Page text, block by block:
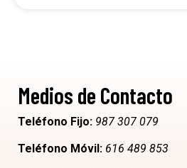
Medios de Contacto
Teléfono Fijo: 987 307 079
Teléfono Móvil: 616 489 853